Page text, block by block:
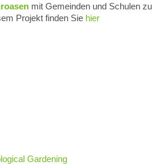
mit Gemeinden und Schulen zu
Projekt finden Sie hier
Gardening